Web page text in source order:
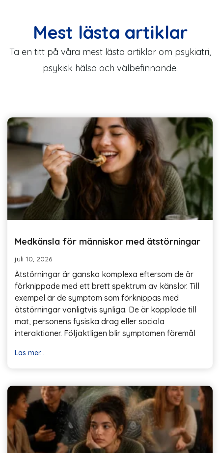
Mest lästa artiklar
Ta en titt på våra mest lästa artiklar om psykiatri,
psykisk hälsa och välbefinnande.
Medkänsla för människor med ätstörningar
juli 10, 2026
Ätstörningar är ganska komplexa eftersom de är
förknippade med ett brett spektrum av känslor. Till
exempel är de symptom som förknippas med
ätstörningar vanligtvis synliga. De är kopplade till
mat, personens fysiska drag eller sociala
interaktioner. Följaktligen blir symptomen föremål
Läs mer...